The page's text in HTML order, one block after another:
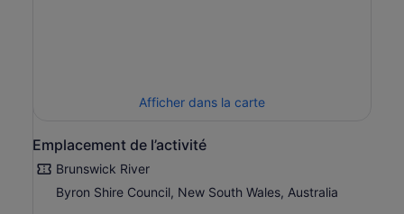
Afficher dans la carte
Emplacement de l’activité
Brunswick River
Byron Shire Council, New South Wales, Australia